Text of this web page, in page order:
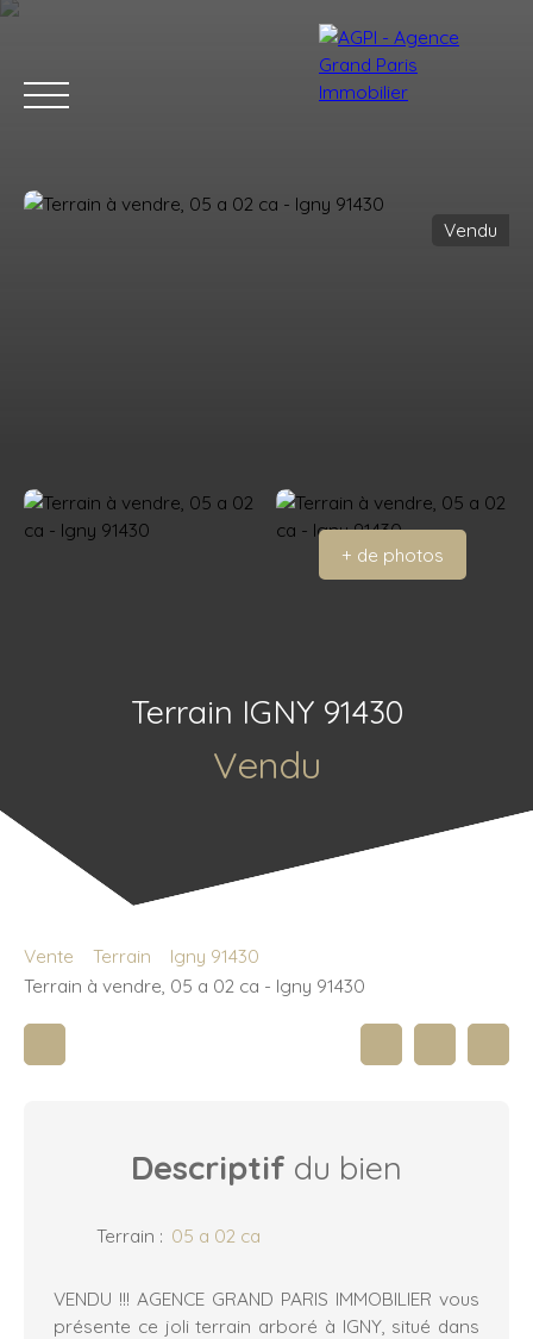
Estimation
Vendu
+ de photos
Terrain IGNY 91430
Vendu
Vente Terrain
Igny 91430
Terrain à vendre, 05 a 02 ca - Igny 91430
Descriptif du bien
Terrain : 05 a 02 ca
VENDU !!! AGENCE GRAND PARIS IMMOBILIER vous
présente ce joli terrain arboré à IGNY, situé dans